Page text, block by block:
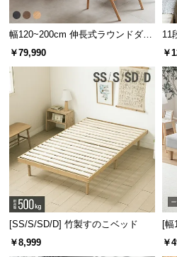
床を守る保護パーツ
脚裏にはフロアダメージや脚
ャップが付属しています。
幅120~200cm 伸長式ラウンドダイ
ニングテーブル 6人掛け 天然木突
￥79,990
11
キ
￥
[SS/S/SD/D] 竹製すのこベッド
￥8,999
[幅
人
￥